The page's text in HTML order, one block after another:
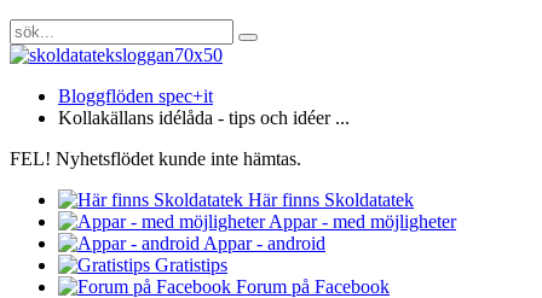
Bloggflöden spec+it
Kollakällans idélåda - tips och idéer ...
FEL! Nyhetsflödet kunde inte hämtas.
Här finns Skoldatatek
Appar - med möjligheter
Appar - android
Gratistips
Forum på Facebook